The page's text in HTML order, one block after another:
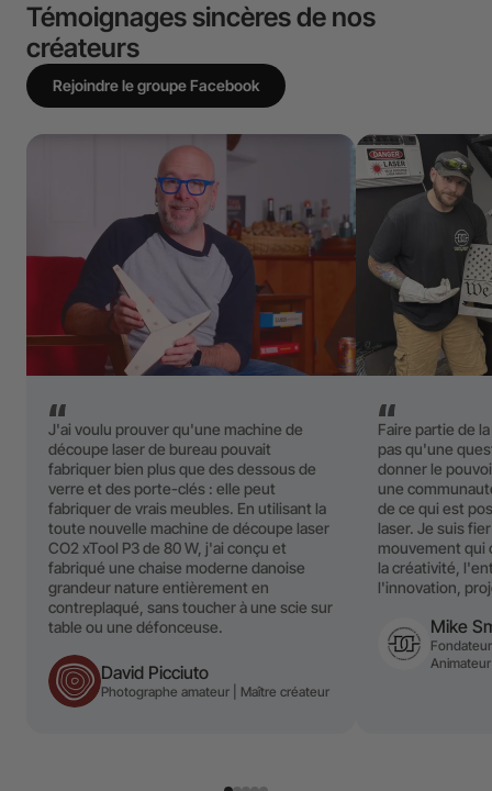
Témoignages sincères de nos
créateurs
Rejoindre le groupe Facebook
J'ai voulu prouver qu'une machine de
découpe laser de bureau pouvait
fabriquer bien plus que des dessous de
verre et des porte-clés : elle peut
fabriquer de vrais meubles. En utilisant la
toute nouvelle machine de découpe laser
CO2 xTool P3 de 80 W, j'ai conçu et
fabriqué une chaise moderne danoise
grandeur nature entièrement en
contreplaqué, sans toucher à une scie sur
table ou une défonceuse.
David Picciuto
Photographe amateur | Maître créateur
Faire partie de
pas qu'une
donner le
une
de ce qui est
laser. Je suis
mouvement qui
la créativité,
l'innovation,
Mike